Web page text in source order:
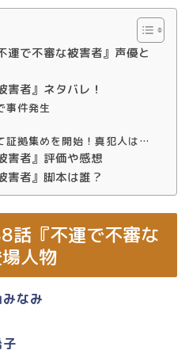
で不審な被害者』声優と
者』ネタバレ！
事件発生
証拠集めを開始！真犯人は…
害者』評価や感想
害者』脚本は誰？
話『不運で不審な
人物
なみ